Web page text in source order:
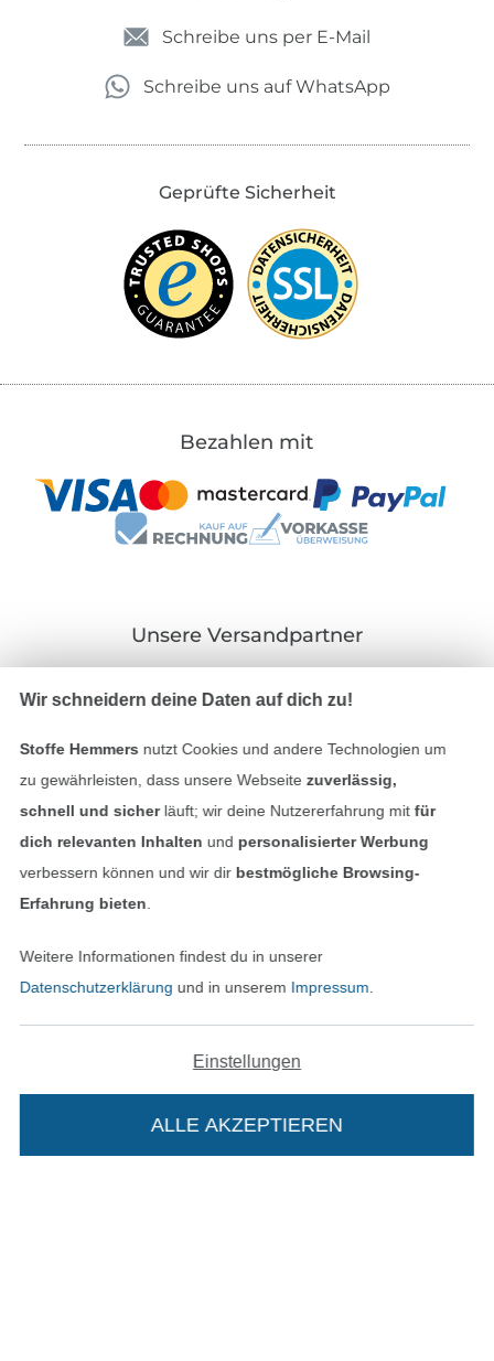
Schreibe uns per E-Mail
Schreibe uns auf WhatsApp
Geprüfte Sicherheit
Bezahlen mit
Unsere Versandpartner
Impressum
AGB
Widerrufsrecht
In den deutschen Shop wechseln (aktuell
Wir schneidern deine Daten auf dich zu!
Stoffe Hemmers nutzt Cookies und andere Technologien um
zu gewährleisten, dass unsere Webseite zuverlässig,
schnell und sicherläuft; wir deine Nutzererfahrung mitfür
dich relevanten Inhalten und personalisierter Werbung
verbessern können und wir dir bestmögliche Browsing-
Erfahrung bieten
Weitere Informationen findest du in unserer
Datenschutzerklärung und in unserem Impressum
Einstellungen
ALLE AKZEPTIEREN